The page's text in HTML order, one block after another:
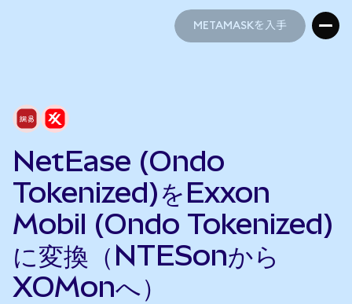
METAMASKを入手
NetEase (Ondo
Tokenized)をExxon
Mobil (Ondo Tokenized)
に変換（NTESonから
XOMonへ）